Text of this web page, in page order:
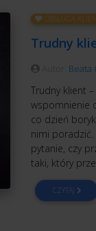
OBSŁUGA
Trudny
Beata
Trudny klient
wspomnienie
co dzień
nimi
pytanie, czy
taki, który
CZYTAJ